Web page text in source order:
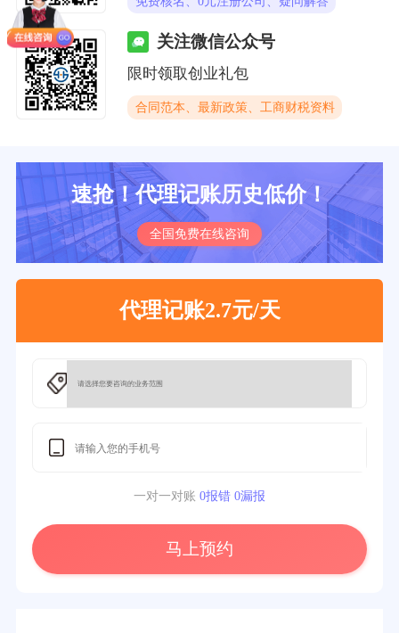
关注微信公众号
限时领取创业礼包
合同范本、最新政策、工商财税资料
速抢！代理记账历史低价！
全国免费在线咨询
代理记账2.7元/天
一对一对账 0报错 0漏报
马上预约